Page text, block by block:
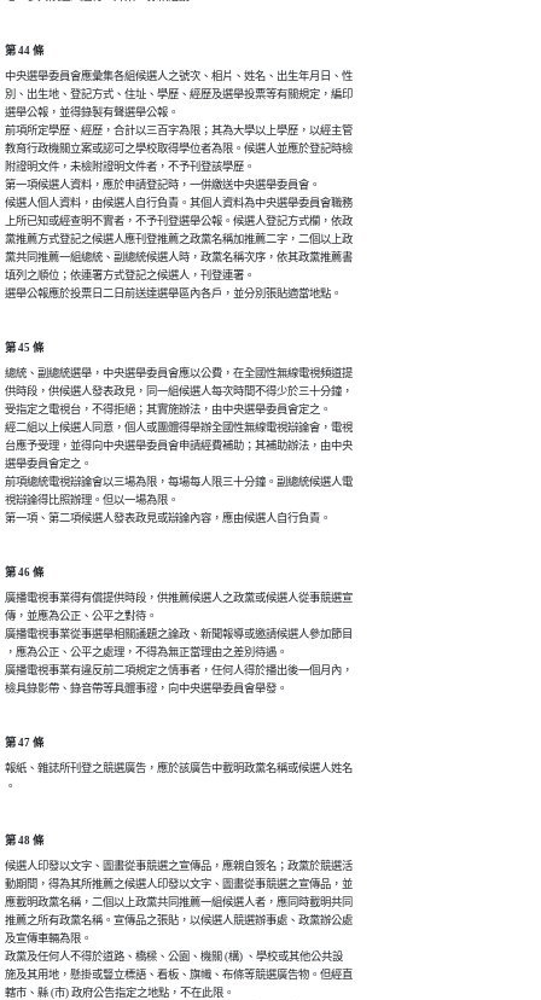
第 44 條
中央選舉委員會應彙集各組候選人之號次、相片、姓名、出生年月日、性
別、出生地、登記方式、住址、學歷、經歷及選舉投票等有關規定，編印
選舉公報，並得錄製有聲選舉公報。
前項所定學歷、經歷，合計以三百字為限；其為大學以上學歷，以經主管
教育行政機關立案或認可之學校取得學位者為限。候選人並應於登記時檢
附證明文件，未檢附證明文件者，不予刊登該學歷。
第一項候選人資料，應於申請登記時，一併繳送中央選舉委員會。
候選人個人資料，由候選人自行負責。其個人資料為中央選舉委員會職務
上所已知或經查明不實者，不予刊登選舉公報。候選人登記方式欄，依政
黨推薦方式登記之候選人應刊登推薦之政黨名稱加推薦二字，二個以上政
黨共同推薦一組總統、副總統候選人時，政黨名稱次序，依其政黨推薦書
填列之順位；依連署方式登記之候選人，刊登連署。
選舉公報應於投票日二日前送達選舉區內各戶，並分別張貼適當地點。
第 45 條
總統、副總統選舉，中央選舉委員會應以公費，在全國性無線電視頻道提
供時段，供候選人發表政見，同一組候選人每次時間不得少於三十分鐘，
受指定之電視台，不得拒絕；其實施辦法，由中央選舉委員會定之。
經二組以上候選人同意，個人或團體得舉辦全國性無線電視辯論會，電視
台應予受理，並得向中央選舉委員會申請經費補助；其補助辦法，由中央
選舉委員會定之。
前項總統電視辯論會以三場為限，每場每人限三十分鐘。副總統候選人電
視辯論得比照辦理。但以一場為限。
第一項、第二項候選人發表政見或辯論內容，應由候選人自行負責。
第 46 條
廣播電視事業得有償提供時段，供推薦候選人之政黨或候選人從事競選宣
傳，並應為公正、公平之對待。
廣播電視事業從事選舉相關議題之論政、新聞報導或邀請候選人參加節目
，應為公正、公平之處理，不得為無正當理由之差別待遇。
廣播電視事業有違反前二項規定之情事者，任何人得於播出後一個月內，
檢具錄影帶、錄音帶等具體事證，向中央選舉委員會舉發。
第 47 條
報紙、雜誌所刊登之競選廣告，應於該廣告中載明政黨名稱或候選人姓名
。
第 48 條
候選人印發以文字、圖畫從事競選之宣傳品，應親自簽名；政黨於競選活
動期間，得為其所推薦之候選人印發以文字、圖畫從事競選之宣傳品，並
應載明政黨名稱，二個以上政黨共同推薦一組候選人者，應同時載明共同
推薦之所有政黨名稱。宣傳品之張貼，以候選人競選辦事處、政黨辦公處
及宣傳車輛為限。
政黨及任何人不得於道路、橋樑、公園、機關 (構) 、學校或其他公共設
施及其用地，懸掛或豎立標語、看板、旗幟、布條等競選廣告物。但經直
轄市、縣 (市) 政府公告指定之地點，不在此限。